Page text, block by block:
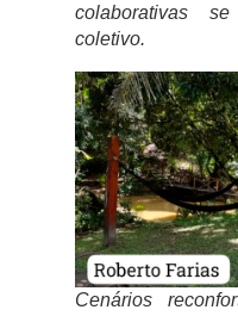
colaborativas
coletivo.
Cenários